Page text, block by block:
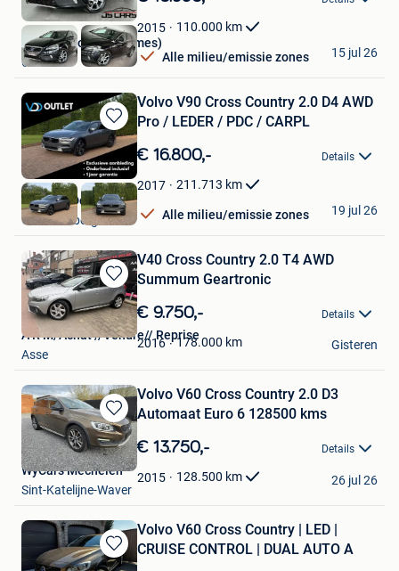
Mijn
Favorieten2015 110.000 km
Alle milieu/emissie zones
JS Cars Mons (Cuesmes)
Cuesmes
15 jul 26
Bewaren
in
Mijn
Favorieten
Volvo V90 Cross Country 2.0 D4 AWD
Pro / LEDER / PDC / CARPL
€ 16.800,- Details
2017 211.713 km
Alle milieu/emissie zones
Van Den Dooren BV
Geraardsbergen
19 jul 26
Bewaren
in
Mijn
Favorieten
V40 Cross Country 2.0 T4 AWD
Summum Geartronic
€ 9.750,- Details
2016 178.000 km
A R M/Achat //Vendre// Reprise
Asse
Gisteren
Bewaren
in
Mijn
Favorieten
Volvo V60 Cross Country 2.0 D3
Automaat Euro 6 128500 kms
€ 13.750,- Details
2015 128.500 km
WyCars Mechelen
Sint-Katelijne-Waver
26 jul 26
Bewaren
Volvo V60 Cross Country | LED |
CRUISE CONTROL | DUAL AUTO A